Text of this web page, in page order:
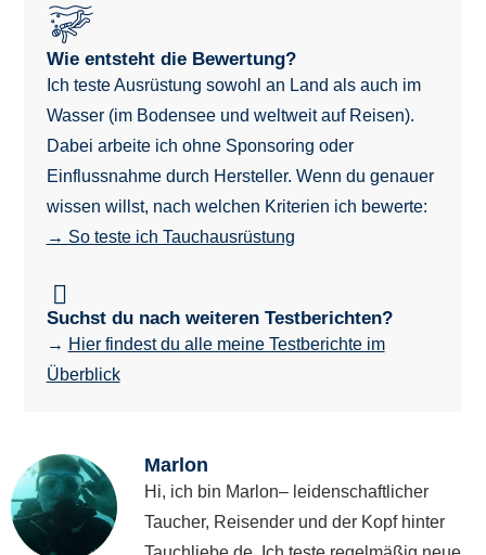
Wie entsteht die Bewertung?
Ich teste Ausrüstung sowohl an Land als auch im
Wasser (im Bodensee und weltweit auf Reisen).
Dabei arbeite ich ohne Sponsoring oder
Einflussnahme durch Hersteller. Wenn du genauer
wissen willst, nach welchen Kriterien ich bewerte:
→ So teste ich Tauchausrüstung
Suchst du nach weiteren Testberichten?
→ Hier findest du alle meine Testberichte im
Überblick
Marlon
Hi, ich bin Marlon– leidenschaftlicher
Taucher, Reisender und der Kopf hinter